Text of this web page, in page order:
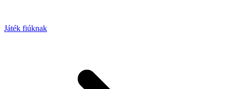
Játék fiúknak